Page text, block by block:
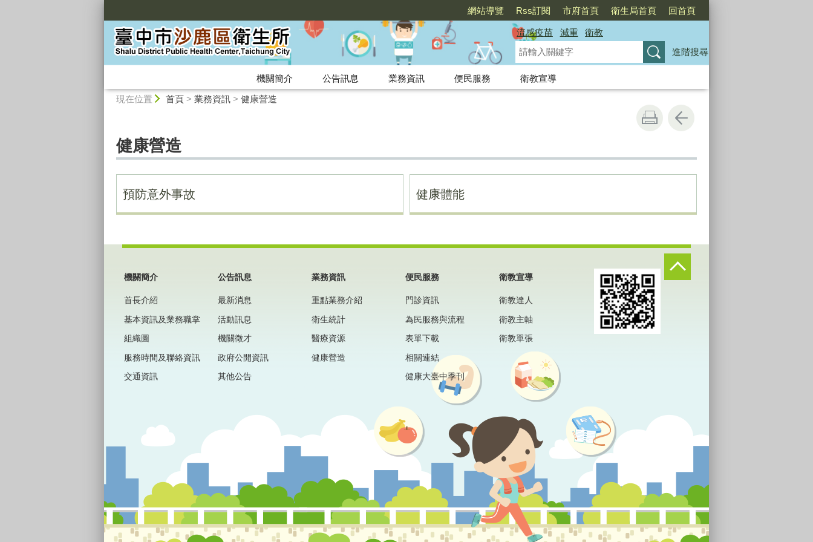
網站導覽 Rss訂閱 市府首頁 衛生局首頁 回首頁
流感疫苗 減重
衛教
進階搜尋
機關簡介 公告訊息 業務資訊 便民服務
衛教宣導
現在位置 首頁> 業務資訊> 健康營造
健康營造
預防意外事故 健康體能
機關簡介
首長介紹
基本資訊及業務職掌
組織圖
服務時間及聯絡資訊
交通資訊
公告訊息
最新消息
活動訊息
機關徵才
政府公開資訊
其他公告
業務資訊
重點業務介紹
衛生統計
醫療資源
健康營造
便民服務
門診資訊
為民服務與流程
表單下載
相關連結
健康大臺中季刊
衛教宣導
衛教達人
衛教主軸
衛教單張